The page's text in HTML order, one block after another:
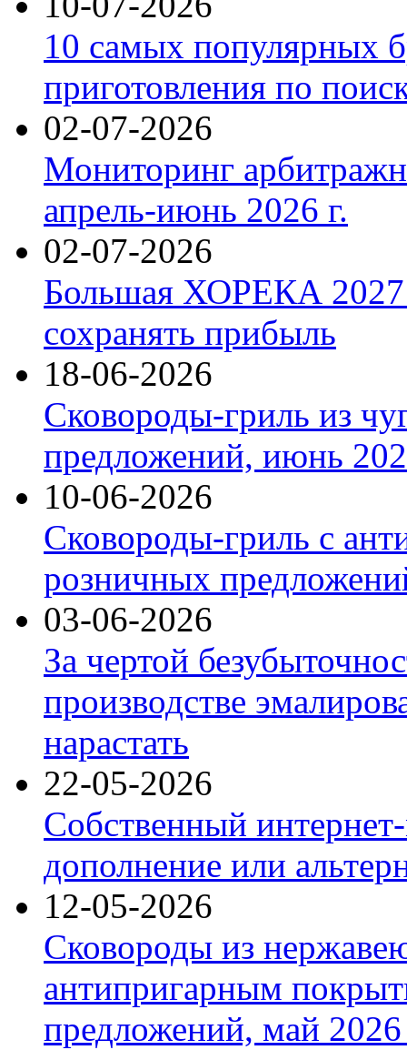
10 самых популярных
приготовления по
02-07-2026
Мониторинг
апрель-июнь 2026 г.
02-07-2026
Большая ХОРЕКА 2027:
сохранять прибыль
18-06-2026
Сковороды-гриль из
предложений, июнь
10-06-2026
Сковороды-гриль с
розничных
03-06-2026
За чертой
производстве
нарастать
22-05-2026
Собственный
дополнение или
12-05-2026
Сковороды из
антипригарным
предложений, май 2026